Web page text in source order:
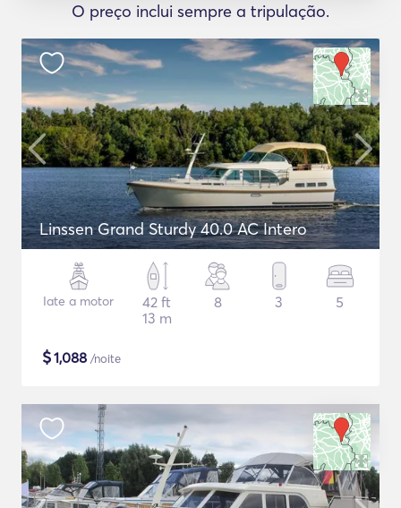
O preço inclui sempre a tripulação.
Linssen Grand Sturdy 40.0 AC Intero
Iate a motor
42 ft
13 m
8 3 5
$1,088 /noite